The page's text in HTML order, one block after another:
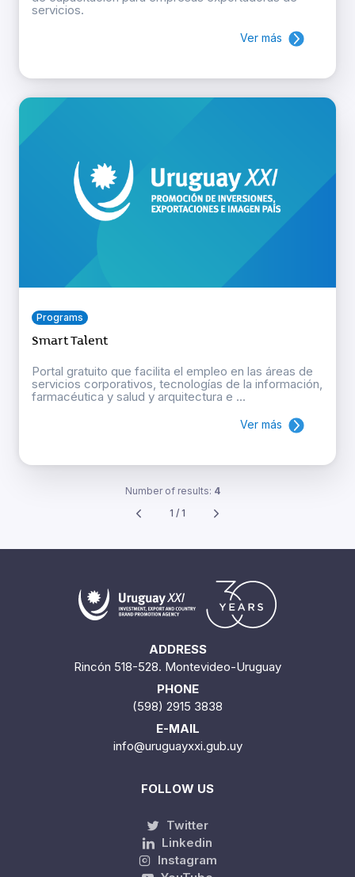
servicios.
Ver más
Programs
Smart Talent
Portal gratuito que facilita el empleo en las áreas de
servicios corporativos, tecnologías de la información,
farmacéutica y salud y arquitectura e ...
Ver más
Number of results: 4
1 / 1
ADDRESS
Rincón 518-528. Montevideo-Uruguay
PHONE
(598) 2915 3838
E-MAIL
info@uruguayxxi.gub.uy
FOLLOW US
Twitter
Linkedin
Instagram